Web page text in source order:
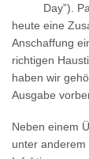
Day”).
heute eine
Anschaffung
richtigen
haben wir
Ausgabe
Neben einem
unter